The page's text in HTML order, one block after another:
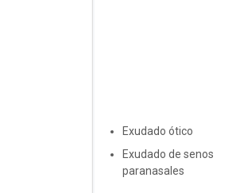
Exudado ótico
Exudado de senos
paranasales